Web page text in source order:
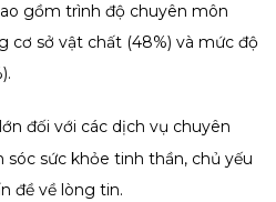
gồm trình độ chuyên môn
cơ sở vật chất (48%) và mức độ
đối với các dịch vụ chuyên
sức khỏe tinh thần, chủ yếu
đề về lòng tin.